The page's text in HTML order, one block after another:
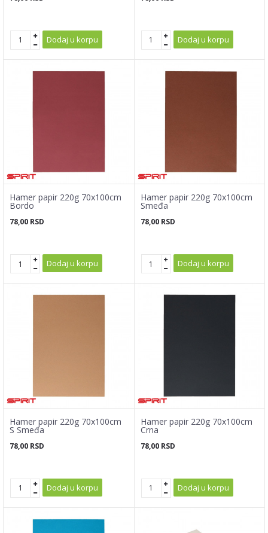
Dodaj u korpu Dodaj u korpu
Hamer papir 220g 70x100cm
Bordo
78,00 RSD
Dodaj u korpu
Hamer papir 220g 70x100cm
Smeđa
78,00 RSD
Dodaj u korpu
Hamer papir 220g 70x100cm
S Smeđa
78,00 RSD
Dodaj u korpu
Hamer papir 220g 70x100cm
Crna
78,00 RSD
Dodaj u korpu